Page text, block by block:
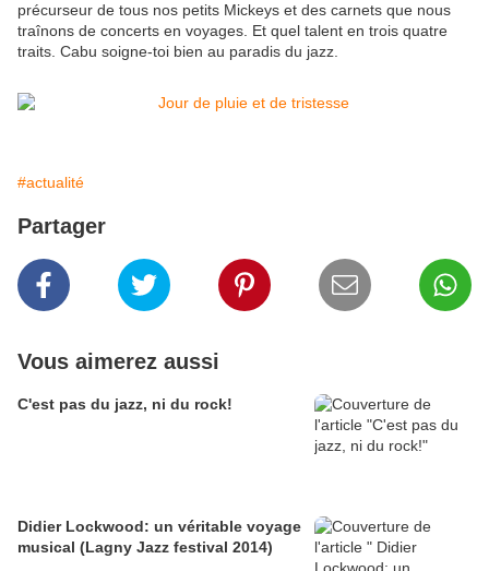
précurseur de tous nos petits Mickeys et des carnets que nous
traînons de concerts en voyages. Et quel talent en trois quatre
traits. Cabu soigne-toi bien au paradis du jazz.
#actualité
Partager
Vous aimerez aussi
C'est pas du jazz, ni du rock!
Didier Lockwood: un véritable voyage
musical (Lagny Jazz festival 2014)